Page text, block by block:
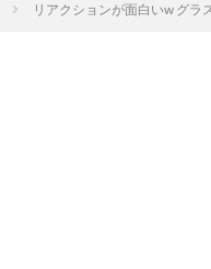
リアクションが面白いw グ